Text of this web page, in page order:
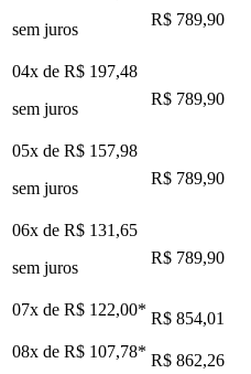
sem juros
R$ 789,90
04x de R$ 197,48
sem juros
R$ 789,90
05x de R$ 157,98
sem juros
R$ 789,90
06x de R$ 131,65
sem juros
R$ 789,90
07x de R$ 122,00* R$ 854,01
08x de R$ 107,78* R$ 862,26